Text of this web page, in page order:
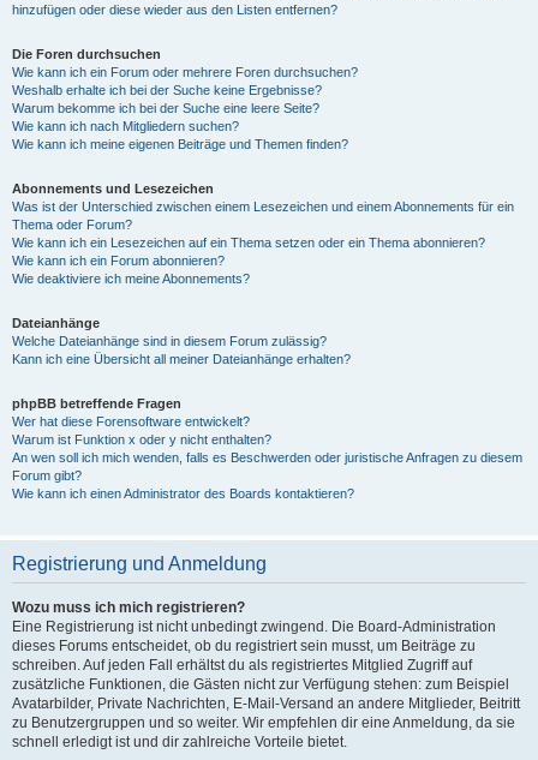
hinzufügen oder diese wieder aus den Listen entfernen?
Die Foren durchsuchen
Wie kann ich ein Forum oder mehrere Foren durchsuchen?
Weshalb erhalte ich bei der Suche keine Ergebnisse?
Warum bekomme ich bei der Suche eine leere Seite?
Wie kann ich nach Mitgliedern suchen?
Wie kann ich meine eigenen Beiträge und Themen finden?
Abonnements und Lesezeichen
Was ist der Unterschied zwischen einem Lesezeichen und einem Abonnements für ein
Thema oder Forum?
Wie kann ich ein Lesezeichen auf ein Thema setzen oder ein Thema abonnieren?
Wie kann ich ein Forum abonnieren?
Wie deaktiviere ich meine Abonnements?
Dateianhänge
Welche Dateianhänge sind in diesem Forum zulässig?
Kann ich eine Übersicht all meiner Dateianhänge erhalten?
phpBB betreffende Fragen
Wer hat diese Forensoftware entwickelt?
Warum ist Funktion x oder y nicht enthalten?
An wen soll ich mich wenden, falls es Beschwerden oder juristische Anfragen zu diesem
Forum gibt?
Wie kann ich einen Administrator des Boards kontaktieren?
Registrierung und Anmeldung
Wozu muss ich mich registrieren?
Eine Registrierung ist nicht unbedingt zwingend. Die Board-Administration
dieses Forums entscheidet, ob du registriert sein musst, um Beiträge zu
schreiben. Auf jeden Fall erhältst du als registriertes Mitglied Zugriff auf
zusätzliche Funktionen, die Gästen nicht zur Verfügung stehen: zum Beispiel
Avatarbilder, Private Nachrichten, E-Mail-Versand an andere Mitglieder, Beitritt
zu Benutzergruppen und so weiter. Wir empfehlen dir eine Anmeldung, da sie
schnell erledigt ist und dir zahlreiche Vorteile bietet.